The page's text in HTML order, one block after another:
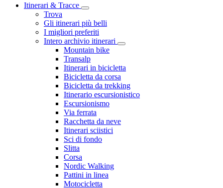
Itinerari & Tracce
Trova
Gli itinerari più belli
I migliori preferiti
Intero archivio itinerari
Mountain bike
Transalp
Itinerari in bicicletta
Bicicletta da corsa
Bicicletta da trekking
Itinerario escursionistico
Escursionismo
Via ferrata
Racchetta da neve
Itinerari sciistici
Sci di fondo
Slitta
Corsa
Nordic Walking
Pattini in linea
Motocicletta